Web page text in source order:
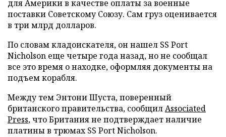
для Америки в качестве оплаты за военные
поставки Советскому Союзу. Сам груз оценивается
в три млрд долларов.
По словам кладоискателя, он нашел SS Port
Nicholson еще четыре года назад, но не сообщал
все это время о находке, оформляя документы на
подъем корабля.
Между тем Энтони Шуста, поверенный
британского правительства, сообщилAssociated
Press, что Британия не подтверждает наличие
платины в трюмах SS Port Nicholson.